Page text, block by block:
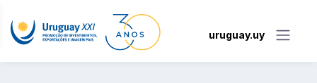
uruguay.uy